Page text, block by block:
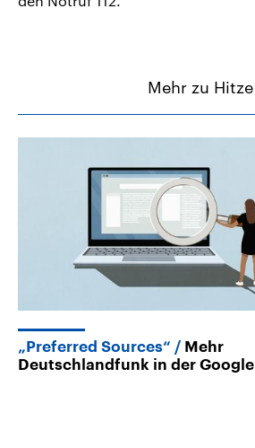
Mehr zu Hitze
„Preferred Sources“
Mehr
Deutschlandfunk in der